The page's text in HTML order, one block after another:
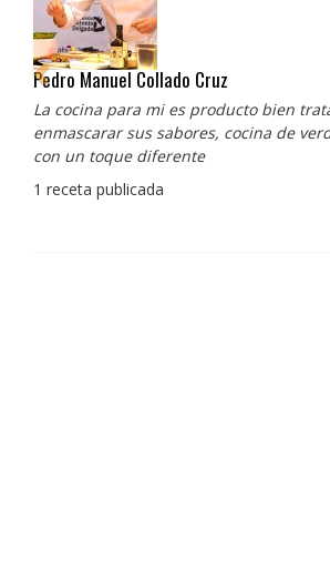
Pedro Manuel Collado Cruz
La cocina para mi es producto bien
enmascarar sus sabores, cocina de
con un toque diferente
1 receta publicada